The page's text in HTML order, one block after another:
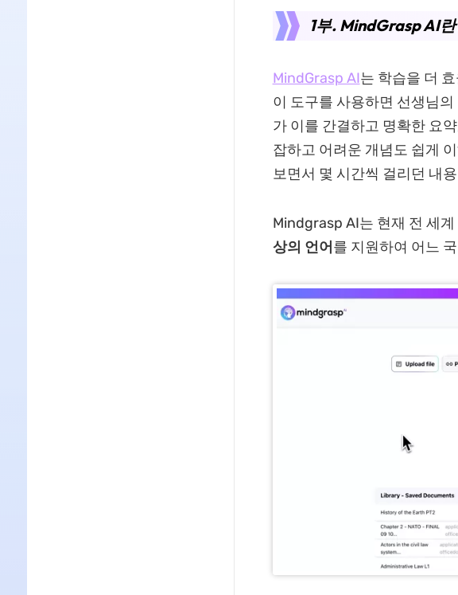
1부. MindGrasp AI
MindGrasp AI는 학습을 더
이 도구를 사용하면 선생님
가 이를 간결하고 명확한 요
잡하고 어려운 개념도 쉽게
보면서 몇 시간씩 걸리던 내
Mindgrasp AI는 현재 전 세계
상의 언어 를 지원하여 어느